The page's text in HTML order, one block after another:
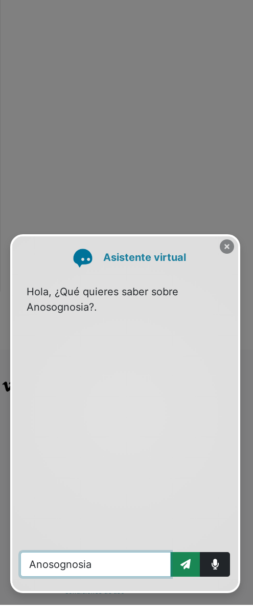
Aviso legal
Privacidad
Cookies
Condiciones de uso